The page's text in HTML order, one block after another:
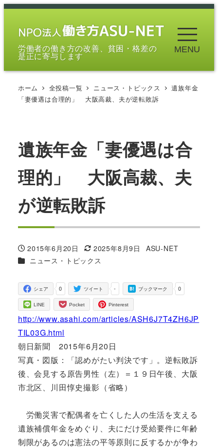
メ
労働者の働き方の改善、貧困・格差の
是正に寄与します
MENU
ホーム 全投稿一覧 ニュース・トピックス
遺族年金
「妻優遇は合理的」 大阪高裁、夫が逆転敗訴
遺族年金「妻優遇は合
理的」 大阪高裁、夫
が逆転敗訴
投稿日
2015年6月20日
更新日
2025年8月9日
著
ASU-NET
カテゴリー
ニュース・トピックス
0
シェア -
ツイート 0
ブックマーク
LINE Pocket Pinterest
http://www.asahi.com/articles/ASH6J7T4ZH6JP
TIL03G.html
朝日新聞 2015年6月20日
写真・図版：「認めがたい判決です」。逆転敗訴
後、会見する原告男性（左）＝１９日午後、大阪
市北区、川田惇史撮影（省略）
労働災害で配偶者を亡くした人の生活を支える
遺族補償年金をめぐり、夫にだけ受給要件に年齢
制限があるのは憲法の平等原則に反するかが争わ